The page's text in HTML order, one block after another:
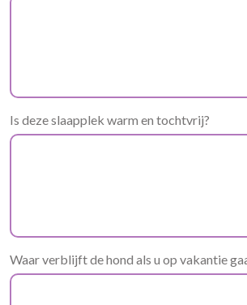
Is deze slaapplek warm en tochtvrij?
Waar verblijft de hond als u op vakantie